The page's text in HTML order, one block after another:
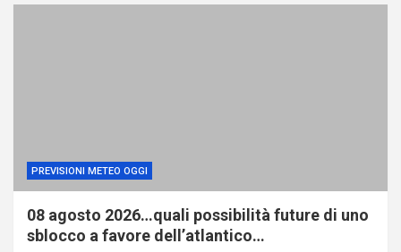
PREVISIONI METEO OGGI
08 agosto 2026…quali possibilità future di uno
sblocco a favore dell’atlantico…